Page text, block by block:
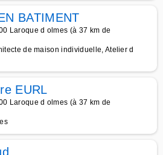
BATIMENT
Laroque d olmes (à 37 km de
de maison individuelle, Atelier d
EURL
Laroque d olmes (à 37 km de